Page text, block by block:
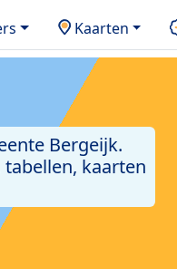
Kaarten
Bergeijk.
kaarten